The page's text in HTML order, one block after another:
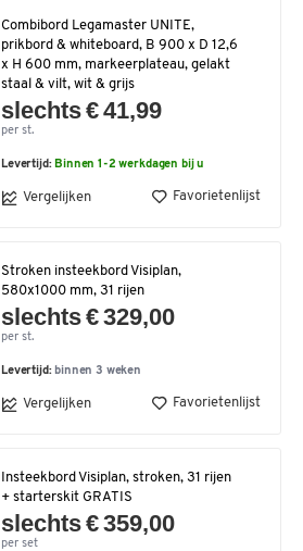
Combibord Legamaster UNITE,
prikbord & whiteboard, B 900 x D 12,6
x H 600 mm, markeerplateau, gelakt
staal & vilt, wit & grijs
slechts € 41,99
per st.
Levertijd: Binnen 1-2 werkdagen bij u
Vergelijken Favorietenlijst
Stroken insteekbord Visiplan,
580x1000 mm, 31 rijen
slechts € 329,00
per st.
Levertijd: binnen 3 weken
Vergelijken Favorietenlijst
Insteekbord Visiplan, stroken, 31 rijen
+ starterskit GRATIS
slechts € 359,00
per set